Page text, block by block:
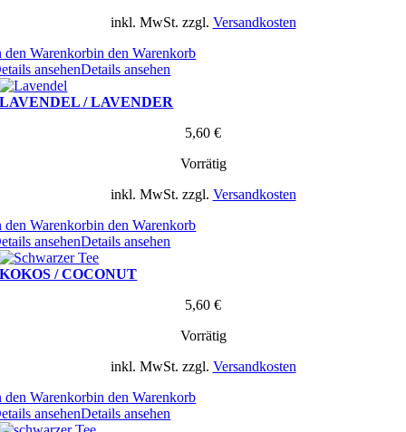
inkl. MwSt. zzgl. Versandkosten
den Warenkorbin den Warenkorb
ansehenDetails ansehen
LAVENDEL / LAVENDER
5,60 €
Vorrätig
inkl. MwSt. zzgl. Versandkosten
den Warenkorbin den Warenkorb
ansehenDetails ansehen
KOKOS / COCONUT
5,60 €
Vorrätig
inkl. MwSt. zzgl. Versandkosten
den Warenkorbin den Warenkorb
ansehenDetails ansehen